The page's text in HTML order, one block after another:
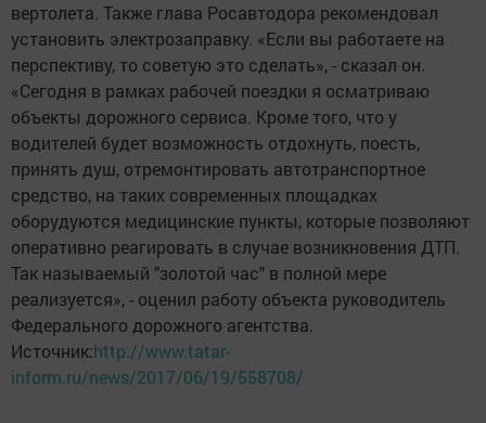
вертолета. Также глава Росавтодора рекомендовал
установить электрозаправку. «Если вы работаете на
перспективу, то советую это сделать», - сказал он.
«Сегодня в рамках рабочей поездки я осматриваю
объекты дорожного сервиса. Кроме того, что у
водителей будет возможность отдохнуть, поесть,
принять душ, отремонтировать автотранспортное
средство, на таких современных площадках
оборудуются медицинские пункты, которые позволяют
оперативно реагировать в случае возникновения ДТП.
Так называемый "золотой час" в полной мере
реализуется», - оценил работу объекта руководитель
Федерального дорожного агентства.
Источник:http://www.tatar-
inform.ru/news/2017/06/19/558708/